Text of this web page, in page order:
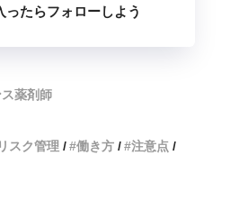
ったらフォローしよう
薬剤師
リスク管理 働き方
注意点